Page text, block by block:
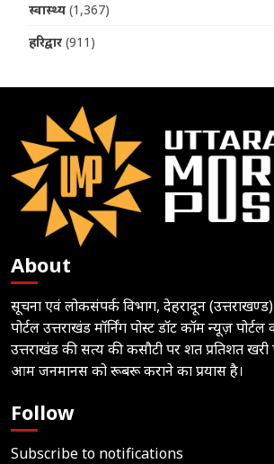
स्वास्थ्य (1,367)
हरिद्वार (911)
About
सूचना एवं लोकसंपर्क विभाग, देहरादून
पोर्टल उत्तराखंड मॉर्निंग पोस्ट डॉट कॉम न्यूज़
उत्तराखंड की सत्य की कसौटी पर शत प्रतिशत
आम जनमानस को रूबरू कराने का प्रयास है।
Follow
Subscribe to notifications